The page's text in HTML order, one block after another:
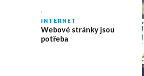
INTERNET
Webové stránky jsou
potřeba